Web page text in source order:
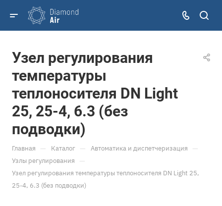
Узел регулирования
температуры
теплоносителя DN Light
25, 25-4, 6.3 (без
подводки)
Главная — Каталог — Автоматика и диспетчеризация —
Узлы регулирования —
Узел регулирования температуры теплоносителя DN Light 25,
25-4, 6.3 (без подводки)